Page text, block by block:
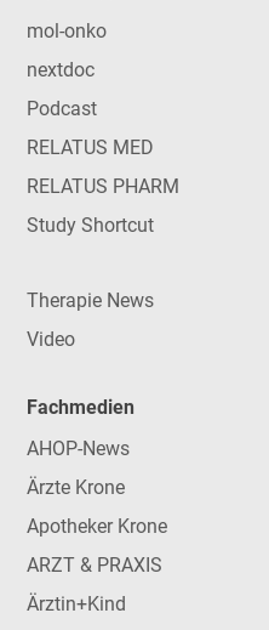
mol-onko
nextdoc
Podcast
RELATUS MED
RELATUS PHARM
Study Shortcut
Therapie News
Video
Fachmedien
AHOP-News
Ärzte Krone
Apotheker Krone
ARZT & PRAXIS
Ärztin+Kind